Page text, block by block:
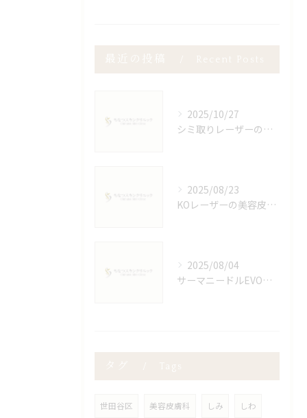
2025/10/27
シミ取りレーザーのダウンタイム徹底解説
2025/08/23
KOレーザーの美容皮膚科での効果
2025/08/04
サーマニードルEVOの真実と美容効果
世田谷区 美容皮膚科 しみ しわ